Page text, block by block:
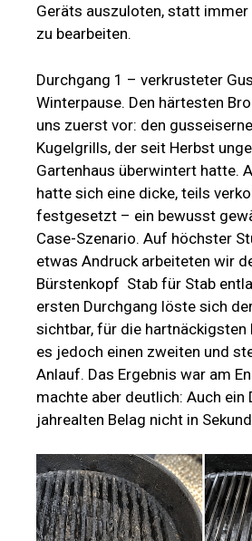
Geräts auszuloten, statt immer
zu bearbeiten.
Durchgang 1 – verkrusteter
Winterpause. Den härtesten
uns zuerst vor: den
Kugelgrills, der seit Herbst
Gartenhaus überwintert hatte.
hatte sich eine dicke, teils
festgesetzt – ein bewusst
Case-Szenario. Auf höchster
etwas Andruck arbeiteten wir
Bürstenkopf Stab für Stab
ersten Durchgang löste sich
sichtbar, für die hartnäckigsten
es jedoch einen zweiten und
Anlauf. Das Ergebnis war am
machte aber deutlich: Auch ein
jahrealten Belag nicht in